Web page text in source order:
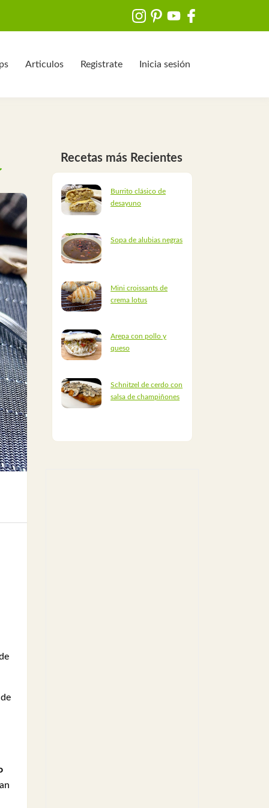
Articulos Registrate Inicia sesión
Recetas más Recientes
Burrito clásico de
desayuno
Sopa de alubias negras
Mini croissants de
crema lotus
Arepa con pollo y
queso
Schnitzel de cerdo con
salsa de champiñones